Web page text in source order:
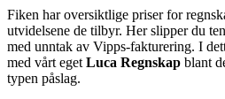
Fiken har oversiktlige priser for
utvidelsene de tilbyr. Her slipper du
med unntak av Vipps-fakturering. I
med vårt eget Luca Regnskap blant
typen påslag.